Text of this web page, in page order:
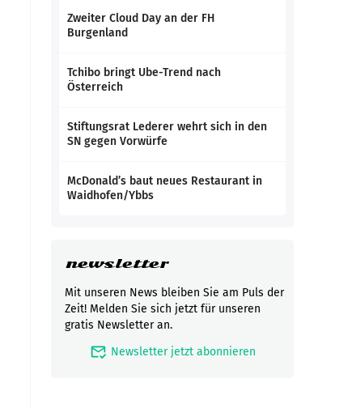
Zweiter Cloud Day an der FH
Burgenland
Tchibo bringt Ube-Trend nach
Österreich
Stiftungsrat Lederer wehrt sich in den
SN gegen Vorwürfe
McDonald’s baut neues Restaurant in
Waidhofen/Ybbs
newsletter
Mit unseren News bleiben Sie am Puls der
Zeit! Melden Sie sich jetzt für unseren
gratis Newsletter an.
mark_email_read Newsletter jetzt abonnieren